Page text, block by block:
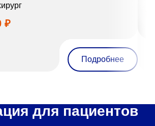
₽
Подробнее
для пациентов